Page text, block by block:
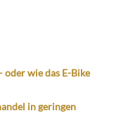
oder wie das E-Bike
in geringen